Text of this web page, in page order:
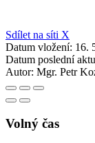
Sdílet na síti X
Datum vložení: 16.
Datum poslední
Autor: Mgr. Petr
Volný čas